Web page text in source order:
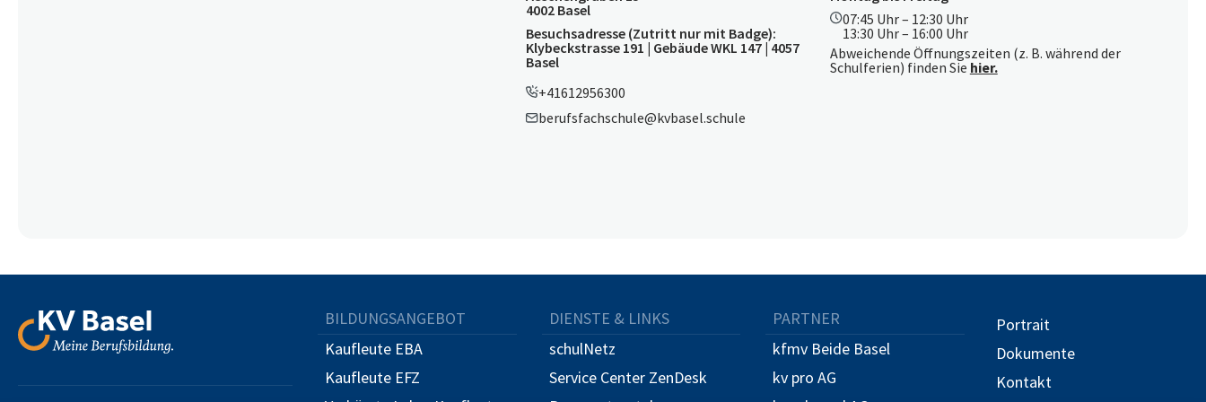
4002 Basel
Besuchsadresse (Zutritt nur mit Badge):
Klybeckstrasse 191 | Gebäude WKL 147 | 4057
Basel
+41612956300
berufsfachschule@kvbasel.schule
07:45 Uhr – 12:30 Uhr
13:30 Uhr – 16:00 Uhr
Abweichende Öffnungszeiten (z. B. während der
Schulferien) finden Sie hier.
BILDUNGSANGEBOT
Kaufleute EBA
Kaufleute EFZ
DIENSTE & LINKS
schulNetz
Service Center ZenDesk
PARTNER
kfmv Beide Basel
kv pro AG
Portrait
Dokumente
Kontakt